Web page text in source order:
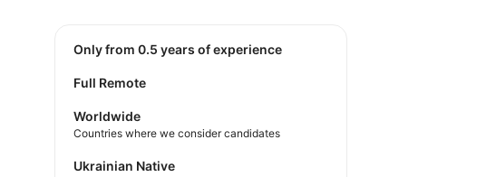
Only from 0.5 years of experience
Full Remote
Worldwide
Countries where we consider candidates
Ukrainian Native